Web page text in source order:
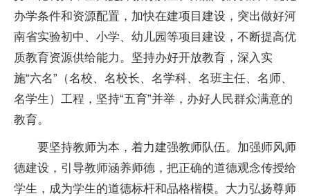
办学条件和资源配置，加快在建项目建设，突出做好河
南省实验初中、小学、幼儿园等项目建设，不断提高优
质教育资源供给能力。坚持办好开放教育，深入实
施“六名”（名校、名校长、名学科、名班主任、名师、
名学生）工程，坚持“五育”并举，办好人民群众满意的
教育。
要坚持教师为本，着力建强教师队伍。加强师风师
德建设，引导教师涵养师德，把正确的道德观念传授给
学生，成为学生的道德标杆和品格楷模。大力弘扬尊师